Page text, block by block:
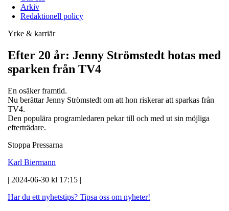
Arkiv
Redaktionell policy
Yrke & karriär
Efter 20 år: Jenny Strömstedt hotas med
sparken från TV4
En osäker framtid.
Nu berättar Jenny Strömstedt om att hon riskerar att sparkas från
TV4.
Den populära programledaren pekar till och med ut sin möjliga
efterträdare.
Stoppa Pressarna
Karl Biermann
| 2024-06-30 kl 17:15 |
Har du ett nyhetstips? Tipsa oss om nyheter!